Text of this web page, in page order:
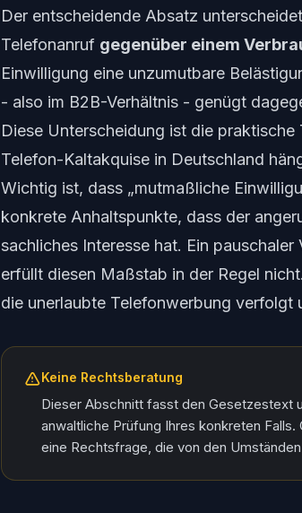
Der entscheidende Absatz
Telefonanruf gegenüber einem
Einwilligung eine unzumutbare
- also im B2B-Verhältnis - genügt
Diese Unterscheidung ist die
Telefon-Kaltakquise in Deutschland
Wichtig ist, dass „mutmaßliche
konkrete Anhaltspunkte, dass der
sachliches Interesse hat. Ein
erfüllt diesen Maßstab in der Regel
die unerlaubte Telefonwerbung verfolgt
Keine Rechtsberatung
Dieser Abschnitt fasst den Gesetzestext
anwaltliche Prüfung Ihres konkreten
eine Rechtsfrage, die von den